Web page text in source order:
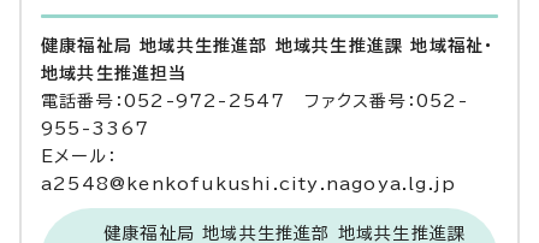
健康福祉局 地域共生推進部 地域共生推進課 地域福祉・
地域共生推進担当
電話番号：052-972-2547 ファクス番号：052-
955-3367
Eメール：
a2548@kenkofukushi.city.nagoya.lg.jp
健康福祉局 地域共生推進部 地域共生推進課